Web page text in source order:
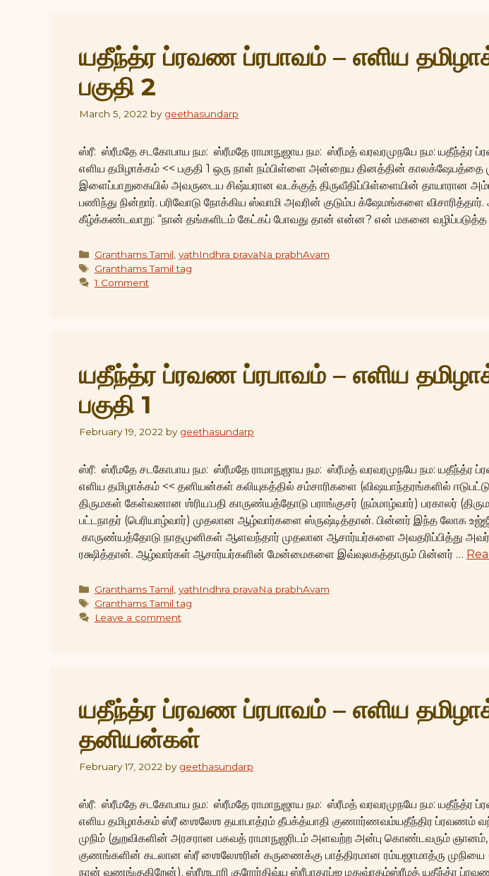
யதீந்த்ர ப்ரவண ப்ரபாவம் – எளிய
பகுதி 2
March 5, 2022 by geethasundarp
ஸ்ரீ: ஸ்ரீமதே சடகோபாய நம: ஸ்ரீமதே ராமாநுஜாய நம: ஸ்ரீமத் வரவரமுநயே நம: யதீந்த்ர
எளிய தமிழாக்கம் << பகுதி 1 ஒரு நாள் நம்பிள்ளை அன்றைய தினத்தின் காலக்ஷேபத்தை
இளைப்பாறுகையில் அவருடைய சிஷ்யரான வடக்குத் திருவீதிப்பிள்ளையின் தாயாரான
பணிந்து நின்றார். பரிவோடு நோக்கிய ஸ்வாமி அவரின் குடும்ப க்ஷேமங்களை
கீழ்க்கண்டவாறு: “நான் தங்களிடம் கேட்கப் போவது தான் என்ன? என் மகனை வழிப்படுத்த
Categories
Granthams Tamil yathIndhra pravaNa prabhAvam
Tags
Granthams Tamil tag
1 Comment
யதீந்த்ர ப்ரவண ப்ரபாவம் – எளிய
பகுதி 1
February 19, 2022 by geethasundarp
ஸ்ரீ: ஸ்ரீமதே சடகோபாய நம: ஸ்ரீமதே ராமாநுஜாய நம: ஸ்ரீமத் வரவரமுநயே நம: யதீந்த்ர
எளிய தமிழாக்கம் << தனியன்கள் கலியுகத்தில் சம்சாரிகளை (விஷயாந்தரங்களில்
திருமகள் கேள்வனான ஶ்ரிய:பதி காருண்யத்தோடு பராங்குசர் (நம்மாழ்வார்) பரகாலர்
பட்டநாதர் (பெரியாழ்வார்) முதலான ஆழ்வார்களை ஸ்ருஷ்டித்தான். பின்னர் இந்த லோக
காருண்யத்தோடு நாதமுனிகள் ஆளவந்தார் முதலான ஆசார்யர்களை அவதரிப்பித்து
ரக்ஷித்தான். ஆழ்வார்கள் ஆசார்யர்களின் மேன்மைகளை இவ்வுலகத்தாரும் பின்னர் …
Categories
Granthams Tamil yathIndhra pravaNa prabhAvam
Tags
Granthams Tamil tag
Leave a comment
யதீந்த்ர ப்ரவண ப்ரபாவம் – எளிய
தனியன்கள்
February 17, 2022 by geethasundarp
ஸ்ரீ: ஸ்ரீமதே சடகோபாய நம: ஸ்ரீமதே ராமாநுஜாய நம: ஸ்ரீமத் வரவரமுநயே நம: யதீந்த்ர
எளிய தமிழாக்கம் ஸ்ரீ ஶைலேஶ தயாபாத்ரம் தீபக்த்யாதி குணார்ணவம்யதீந்திர ப்ரவணம்
முநிம் (துறவிகளின் அரசரான பகவத் ராமாநுஜரிடம் அளவற்ற அன்பு கொண்டவரும்
குணங்களின் கடலான ஸ்ரீ ஶைலேஶரின் கருணைக்கு பாத்திரமான ரம்யஜாமாத்ரு
நான் வணங்குகிறேன்). ஸ்ரீஶடாரி குரோர்திவ்ய ஸ்ரீபாதாப்ஜ மதுவ்ரதம்ஸ்ரீமத் யதீந்த்ர